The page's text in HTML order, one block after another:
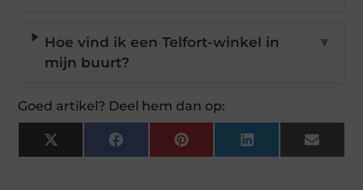
Hoe vind ik een Telfort-winkel in
mijn buurt?
▼
Goed artikel? Deel hem dan op:
X
(Twitter)
FacebookPinterestLinkedInEmail